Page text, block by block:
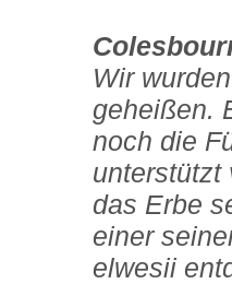
Wir
geheißen.
noch die
unterstützt
das Erbe
einer
elwesii